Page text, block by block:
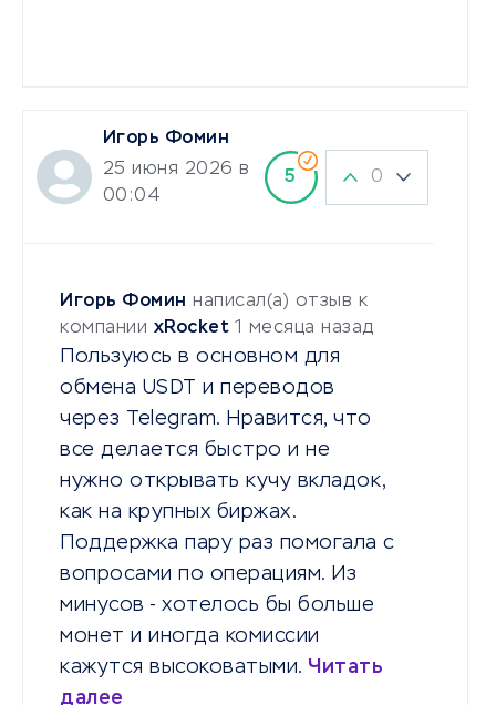
Игорь Фомин
25 июня 2026 в
00:04
5 0
Игорь Фомин написал(а) отзыв к
компании xRocket 1 месяца назад
Пользуюсь в основном для
обмена USDT и переводов
через Telegram. Нравится, что
все делается быстро и не
нужно открывать кучу вкладок,
как на крупных биржах.
Поддержка пару раз помогала с
вопросами по операциям. Из
минусов - хотелось бы больше
монет и иногда комиссии
кажутся высоковатыми. Читать
далее